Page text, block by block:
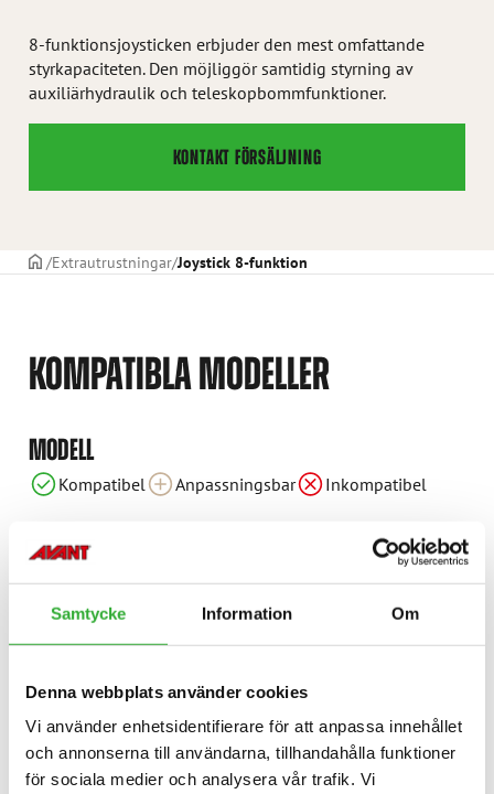
Samtycke Information Om
Denna webbplats använder cookies
Vi använder enhetsidentifierare för att anpassa innehållet
och annonserna till användarna, tillhandahålla funktioner
för sociala medier och analysera vår trafik. Vi
8-funktionsjoysticken erbjuder den mest omfattande
styrkapaciteten. Den möjliggör samtidig styrning av
auxiliärhydraulik och teleskopbommfunktioner.
KONTAKT FÖRSÄLJNING
STARTSIDAN
Extrautrustningar Joystick 8-funktion
KOMPATIBLA MODELLER
MODELL
Kompatibel Anpassningsbar Inkompatibel
220
Inkompatibel
225
Inkompatibel
423
InkompatibelInkompatibelInkompatibelInkompatibelKompatibelKompatibelKompatibelKompatibelAnpassningsbarAnpassningsbarAnpassningsbarAnpassningsbar
750
Anpassningsbar
755i
Anpassningsbar
760i
Anpassningsbar
845
Anpassningsbar
850
Anpassningsbar
855i
Anpassningsbar
860i
Anpassningsbar
e513
TILLGÄNGLIGA TILLVAL